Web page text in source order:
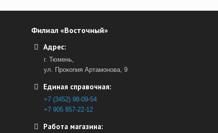
Филиал «Восточный»
Адрес:
г. Тюмень,
ул. Прокопия Артамонова, 9
Единая справочная:
+7 (3452) 98-09-54
+7 905 857-22-12
Работа магазина: